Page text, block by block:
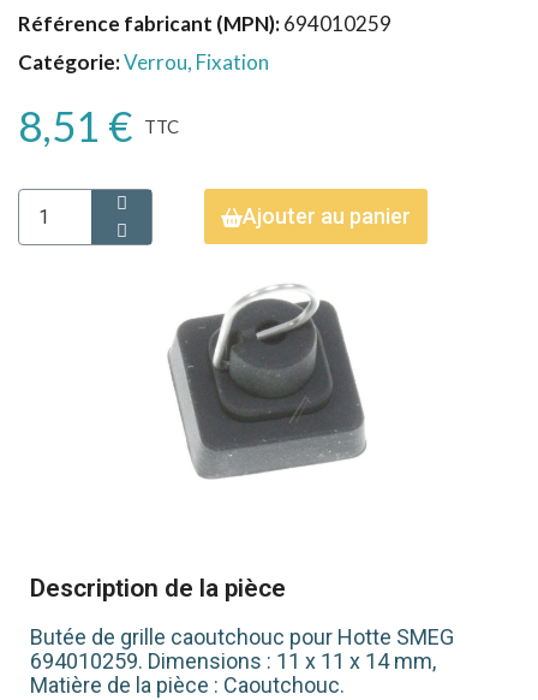
Référence fabricant (MPN) 694010259
Catégorie Verrou, Fixation
8,51 € TTC
Ajouter au panier
Description de la pièce
Butée de grille caoutchouc pour Hotte SMEG
694010259. Dimensions : 11 x 11 x 14 mm,
Matière de la pièce : Caoutchouc.